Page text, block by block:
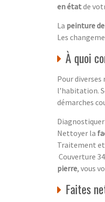
en étatde
La peinture
Les
À quoi
Pour diverses
l’habitation.
démarches
Diagnostiquer
Nettoyer la
Traitement
Couverture
pierre, vous
Faites